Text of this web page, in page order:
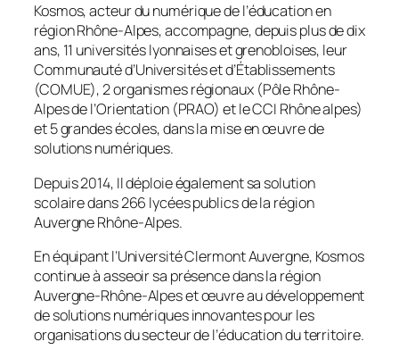
Kosmos, acteur du numérique de l’éducation en
région Rhône-Alpes, accompagne, depuis plus de dix
ans, 11 universités lyonnaises et grenobloises, leur
Communauté d’Universités et d’Établissements
(COMUE), 2 organismes régionaux (Pôle Rhône-
Alpes de l’Orientation (PRAO) et le CCI Rhône alpes)
et 5 grandes écoles, dans la mise en œuvre de
solutions numériques.
Depuis 2014, Il déploie également sa solution
scolaire dans 266 lycées publics de la région
Auvergne Rhône-Alpes.
En équipant l’Université Clermont Auvergne, Kosmos
continue à asseoir sa présence dans la région
Auvergne-Rhône-Alpes et œuvre au développement
de solutions numériques innovantes pour les
organisations du secteur de l’éducation du territoire.